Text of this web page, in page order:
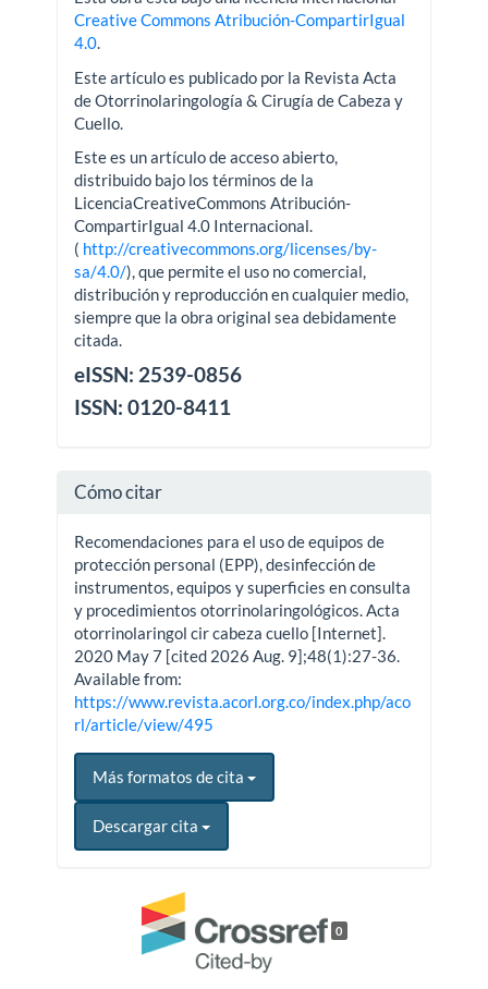
Creative Commons Atribución-CompartirIgual
4.0.
Este artículo es publicado por la Revista Acta
de Otorrinolaringología & Cirugía de Cabeza y
Cuello.
Este es un artículo de acceso abierto,
distribuido bajo los términos de la
LicenciaCreativeCommons Atribución-
CompartirIgual 4.0 Internacional.
( http://creativecommons.org/licenses/by-
sa/4.0/), que permite el uso no comercial,
distribución y reproducción en cualquier medio,
siempre que la obra original sea debidamente
citada.
eISSN: 2539-0856
ISSN: 0120-8411
Cómo citar
Recomendaciones para el uso de equipos de
protección personal (EPP), desinfección de
instrumentos, equipos y superficies en consulta
y procedimientos otorrinolaringológicos. Acta
otorrinolaringol cir cabeza cuello [Internet].
2020 May 7 [cited 2026 Aug. 9];48(1):27-36.
Available from:
https://www.revista.acorl.org.co/index.php/aco
rl/article/view/495
Más formatos de cita
Descargar cita
0